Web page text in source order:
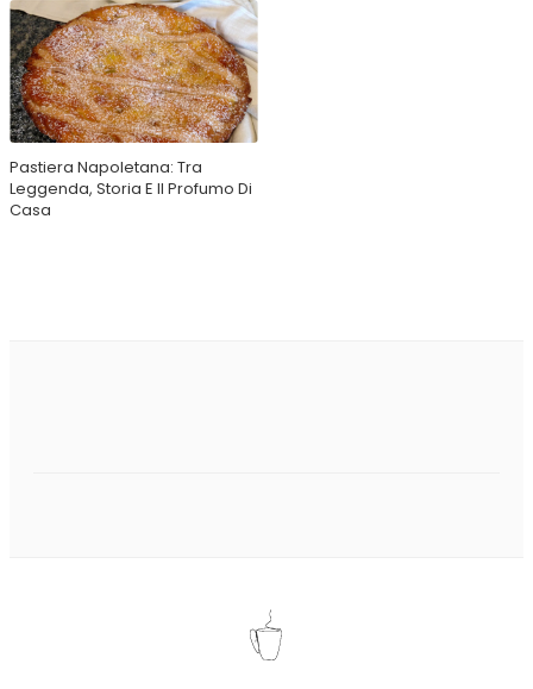
Pastiera Napoletana: Tra
Leggenda, Storia E Il Profumo Di
Casa